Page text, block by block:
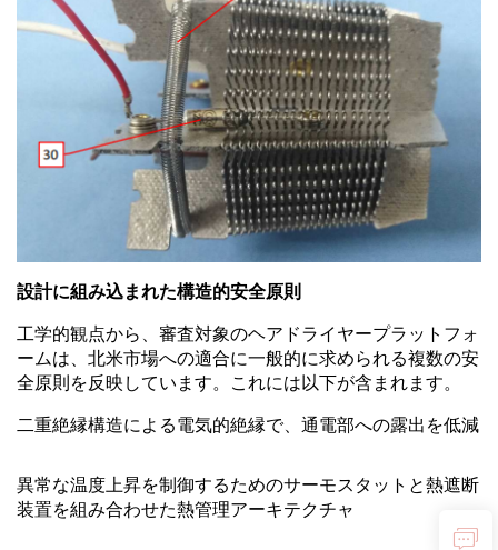
設計に組み込まれた構造的安全原則
工学的観点から、審査対象のヘアドライヤープラットフォ
ームは、北米市場への適合に一般的に求められる複数の安
全原則を反映しています。これには以下が含まれます。
二重絶縁構造による電気的絶縁で、通電部への露出を低減
異常な温度上昇を制御するためのサーモスタットと熱遮断
装置を組み合わせた熱管理アーキテクチャ